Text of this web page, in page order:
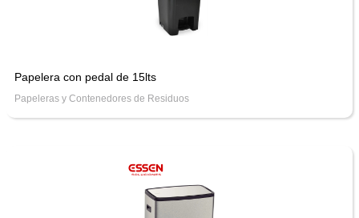
Papelera con pedal de 15lts
Papeleras y Contenedores de Residuos